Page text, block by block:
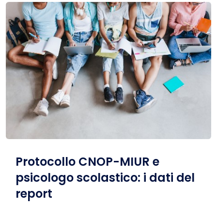
Protocollo CNOP-MIUR e
psicologo scolastico: i dati del
report